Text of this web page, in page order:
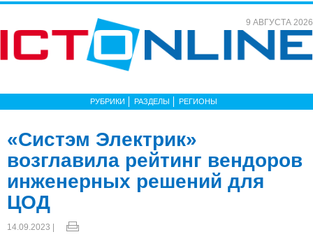
9 АВГУСТА 2026
РУБРИКИ РАЗДЕЛЫ РЕГИОНЫ
«Систэм Электрик»
возглавила рейтинг вендоров
инженерных решений для
ЦОД
14.09.2023 |